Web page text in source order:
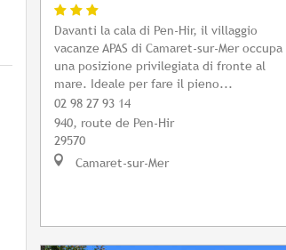
Davanti la cala di Pen-Hir, il villaggio
vacanze APAS di Camaret-sur-Mer occupa
una posizione privilegiata di fronte al
mare. Ideale per fare il pieno...
02 98 27 93 14
940, route de Pen-Hir
29570
Camaret-sur-Mer